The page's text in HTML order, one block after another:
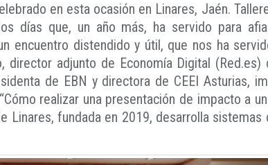
en esta ocasión en Linares, Jaén.
días que, un año más, ha servido para
encuentro distendido y útil, que nos ha
director adjunto de Economía Digital
de EBN y directora de CEEI Asturias,
realizar una presentación de impacto a
fundada en 2019, desarrolla sistemas